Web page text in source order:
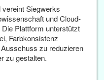
Siegwerks
und Cloud-
Plattform unterstützt
Farbkonsistenz
zu reduzieren
zu gestalten.